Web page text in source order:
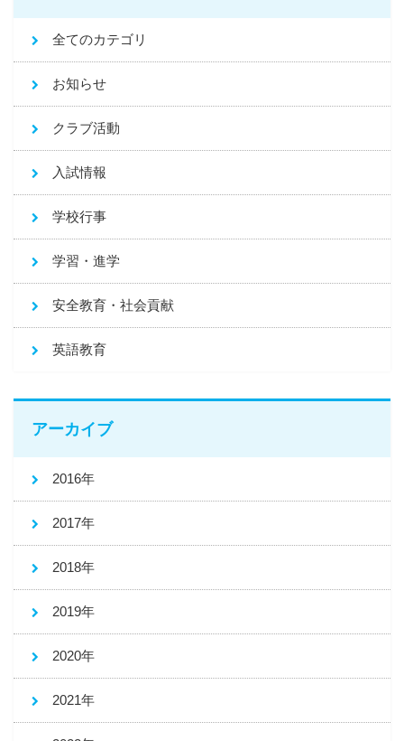
全てのカテゴリ
お知らせ
クラブ活動
入試情報
学校行事
学習・進学
安全教育・社会貢献
英語教育
アーカイブ
2016年
2017年
2018年
2019年
2020年
2021年